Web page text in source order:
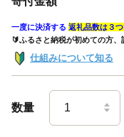
一度に決済する 返礼品数は３
🔰ふるさと納税が初めての方
仕組みについて知る
数量